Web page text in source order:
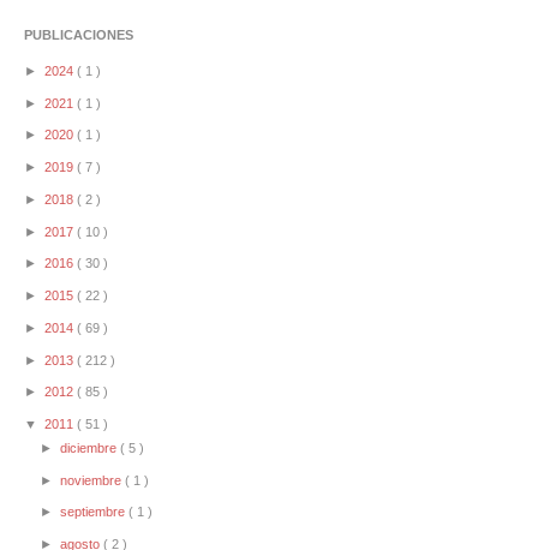
PUBLICACIONES
► 2024 ( 1 )
► 2021 ( 1 )
► 2020 ( 1 )
► 2019 ( 7 )
► 2018 ( 2 )
► 2017 ( 10 )
► 2016 ( 30 )
► 2015 ( 22 )
► 2014 ( 69 )
► 2013 ( 212 )
► 2012 ( 85 )
▼ 2011 ( 51 )
►diciembre( 5 )
►noviembre( 1 )
►septiembre( 1 )
►agosto( 2 )